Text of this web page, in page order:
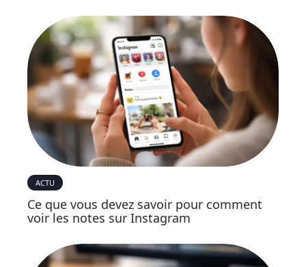
ACTU
Ce que vous devez savoir pour comment
voir les notes sur Instagram